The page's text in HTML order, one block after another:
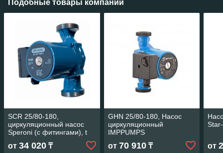
Подобные товары компании
SCR 25/80-180,
циркуляционный насос
Speroni (с фитингами), t
перекачиваемой среды до
+110⁰
от 34 020 ₸
GHN 25/80-180, Насос
циркуляционный
IMPPUMPS
от 70 910₸ от